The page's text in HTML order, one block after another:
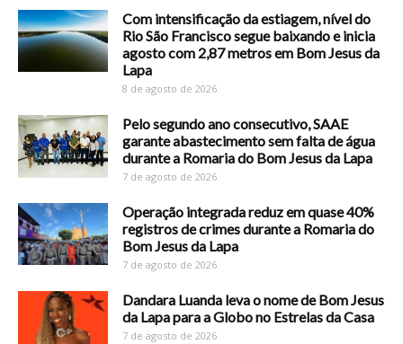
Com intensificação da estiagem, nível do
Rio São Francisco segue baixando e inicia
agosto com 2,87 metros em Bom Jesus da
Lapa
8 de agosto de 2026
Pelo segundo ano consecutivo, SAAE
garante abastecimento sem falta de água
durante a Romaria do Bom Jesus da Lapa
7 de agosto de 2026
Operação integrada reduz em quase 40%
registros de crimes durante a Romaria do
Bom Jesus da Lapa
7 de agosto de 2026
Dandara Luanda leva o nome de Bom Jesus
da Lapa para a Globo no Estrelas da Casa
7 de agosto de 2026